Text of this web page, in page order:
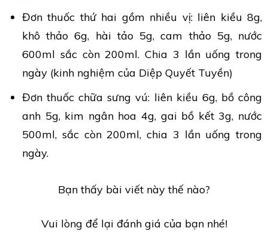
Đơn thuốc thứ hai gồm nhiều vị: liên kiều 8g,
khô thảo 6g, hài tảo 5g, cam thảo 5g, nước
600ml sắc còn 200ml. Chia 3 lần uống trong
ngày (kinh nghiệm của Diệp Quyết Tuyền)
Đơn thuốc chữa sưng vú: liên kiều 6g, bồ công
anh 5g, kim ngân hoa 4g, gai bồ kết 3g, nước
500ml, sắc còn 200ml, chia 3 lần uống trong
ngày.
Bạn thấy bài viết này thế nào?
Vui lòng để lại đánh giá của bạn nhé!